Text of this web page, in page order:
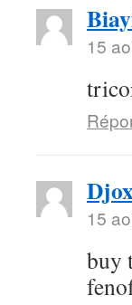
15
15
buy